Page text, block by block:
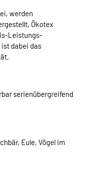
werden
Ökotex
Leistungs-
dabei das
serienübergreifend
Eule, Vögel im